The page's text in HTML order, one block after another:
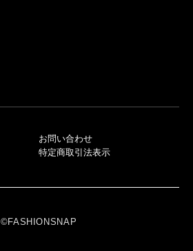
お問い合わせ
特定商取引法表示
©FASHIONSNAP